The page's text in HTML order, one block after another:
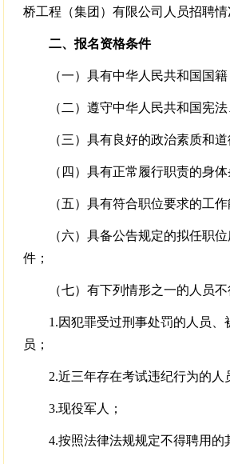
桥工程（集团）有限公司人员招聘情
二、报名资格条件
（一）具有中华人民共和国国籍
（二）遵守中华人民共和国宪
（三）具有良好的政治素质和道
（四）具有正常履行职责的身
（五）具有符合职位要求的工
（六）具备公告规定的拟任职
件；
（七）有下列情形之一的人员不
1.因犯罪受过刑事处罚的人员、
员；
2.近三年存在考试违纪行为的人
3.现役军人；
4.按照法律法规规定不得聘用的